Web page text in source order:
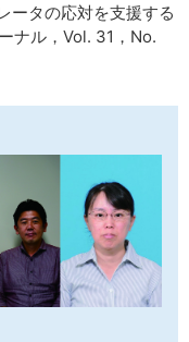
ータの応対を支援する
ナル，Vol. 31，No.